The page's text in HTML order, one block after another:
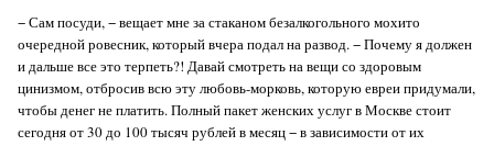
− Сам посуди, − вещает мне за стаканом безалкогольного мохито
очередной ровесник, который вчера подал на развод. − Почему я должен
и дальше все это терпеть?! Давай смотреть на вещи со здоровым
цинизмом, отбросив всю эту любовь-морковь, которую евреи придумали,
чтобы денег не платить. Полный пакет женских услуг в Москве стоит
сегодня от 30 до 100 тысяч рублей в месяц − в зависимости от их